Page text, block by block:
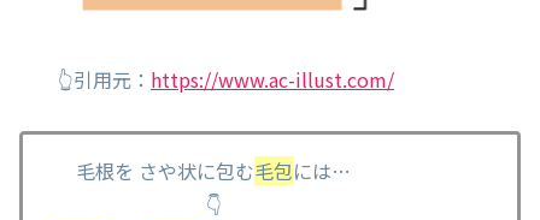
👆引用元： https://www.ac-illust.com/
毛根を さや状に包む毛包には…
👇